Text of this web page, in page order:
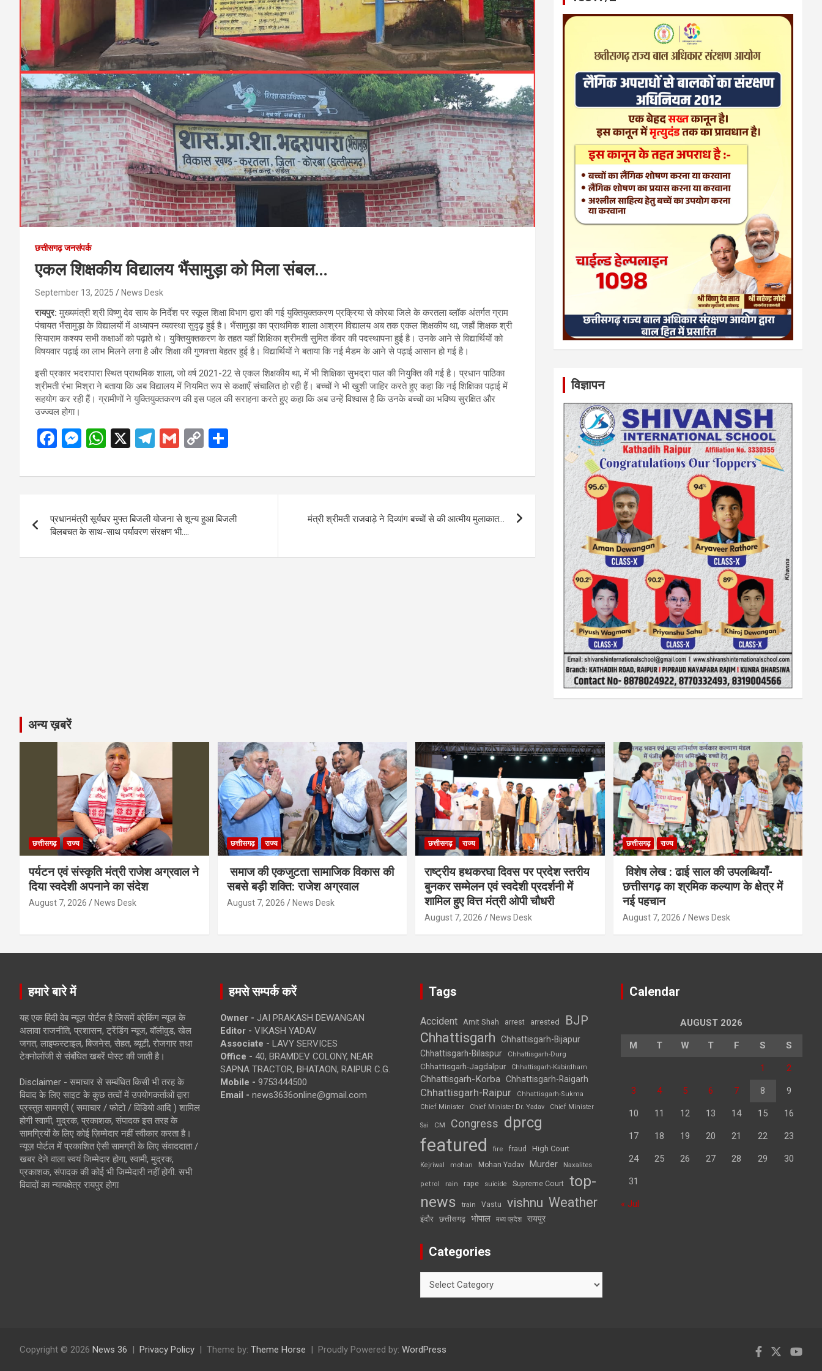
छत्तीसगढ़ जनसंपर्क
एकल शिक्षकीय विद्यालय भैंसामुड़ा को मिला संबल…
September 13, 2025 News Desk
रायपुर:मुख्यमंत्री श्री विष्णु देव साय के निर्देश पर स्कूल शिक्षा विभाग द्वारा की गई युक्तियुक्तकरण प्रक्रिया से कोरबा जिले के करतला ब्लॉक अंतर्गत ग्राम
पंचायत भैंसामुड़ा के विद्यालयों में अध्यापन व्यवस्था सुदृढ़ हुई है। भैंसामुड़ा का प्राथमिक शाला आश्रम विद्यालय अब तक एकल शिक्षकीय था, जहाँ शिक्षक श्री
सियाराम कश्यप सभी कक्षाओं को पढ़ाते थे। युक्तियुक्तकरण के तहत यहाँ शिक्षिका श्रीमती सुमित कँवर की पदस्थापना हुई है। उनके आने से विद्यार्थियों को
विषयवार पढ़ाई का लाभ मिलने लगा है और शिक्षा की गुणवत्ता बेहतर हुई है। विद्यार्थियों ने बताया कि नई मैडम के आने से पढ़ाई आसान हो गई है।
इसी प्रकार भदरापारा स्थित प्राथमिक शाला, जो वर्ष 2021-22 से एकल शिक्षकीय था, में भी शिक्षिका सुभद्रा पाल की नियुक्ति की गई है। प्रधान पाठिका
श्रीमती रंभा मिश्रा ने बताया कि अब विद्यालय में नियमित रूप से कक्षाएँ संचालित हो रही हैं। बच्चों ने भी खुशी जाहिर करते हुए कहा कि नई शिक्षिका पढ़ाई में
सहयोग कर रही हैं। ग्रामीणों ने युक्तियुक्तकरण की इस पहल की सराहना करते हुए कहा कि अब उन्हें विश्वास है कि उनके बच्चों का भविष्य सुरक्षित और
उज्ज्वल होगा।
F
ce
o
o
k
M
se
g
er
W
at
A
p
p
X
T
e
a
m
G
ail
C
py
n
ar
navigation
प्रधानमंत्री सूर्यघर मुफ्त बिजली योजना से शून्य हुआ बिजली
बिलबचत के साथ-साथ पर्यावरण संरक्षण भी….
मंत्री श्रीमती राजवाड़े ने दिव्यांग बच्चों से की आत्मीय मुलाकात…
विज्ञापन
अन्य ख़बरें
छत्तीसगढ़ राज्य
पर्यटन एवं संस्कृति मंत्री राजेश अग्रवाल ने
दिया स्वदेशी अपनाने का संदेश
August 7, 2026 News Desk
छत्तीसगढ़ राज्य
समाज की एकजुटता सामाजिक विकास की
सबसे बड़ी शक्ति: राजेश अग्रवाल
August 7, 2026 News Desk
छत्तीसगढ़ राज्य
राष्ट्रीय हथकरघा दिवस पर प्रदेश स्तरीय
बुनकर सम्मेलन एवं स्वदेशी प्रदर्शनी में
शामिल हुए वित्त मंत्री ओपी चौधरी
August 7, 2026 News Desk
छत्तीसगढ़ राज्य
विशेष लेख : ढाई साल की उपलब्धियाँ-
छत्तीसगढ़ का श्रमिक कल्याण के क्षेत्र में
नई पहचान
August 7, 2026 News Desk
हमारे बारे में
यह एक हिंदी वेब न्यूज़ पोर्टल है जिसमें ब्रेकिंग न्यूज़ के
अलावा राजनीति, प्रशासन, ट्रेंडिंग न्यूज, बॉलीवुड, खेल
जगत, लाइफस्टाइल, बिजनेस, सेहत, ब्यूटी, रोजगार तथा
टेक्नोलॉजी से संबंधित खबरें पोस्ट की जाती है।
Disclaimer - समाचार से सम्बंधित किसी भी तरह के
विवाद के लिए साइट के कुछ तत्वों में उपयोगकर्ताओं द्वारा
प्रस्तुत सामग्री ( समाचार / फोटो / विडियो आदि ) शामिल
होगी स्वामी, मुद्रक, प्रकाशक, संपादक इस तरह के
सामग्रियों के लिए कोई ज़िम्मेदार नहीं स्वीकार करता है।
न्यूज़ पोर्टल में प्रकाशित ऐसी सामग्री के लिए संवाददाता /
खबर देने वाला स्वयं जिम्मेदार होगा, स्वामी, मुद्रक,
प्रकाशक, संपादक की कोई भी जिम्मेदारी नहीं होगी. सभी
विवादों का न्यायक्षेत्र रायपुर होगा
हमसे सम्पर्क करें
Owner - JAI PRAKASH DEWANGAN
Editor - VIKASH YADAV
Associate - LAVY SERVICES
Office - 40, BRAMDEV COLONY, NEAR
SAPNA TRACTOR, BHATAON, RAIPUR C.G.
Mobile - 9753444500
Email - news3636online@gmail.com
Tags
Accident Amit Shah arrest arrested BJP
Chhattisgarh
Chhattisgarh-Bijapur
Chhattisgarh-Bilaspur
Chhattisgarh-Durg
Chhattisgarh-Jagdalpur Chhattisgarh-Kabirdham
Chhattisgarh-Korba Chhattisgarh-Raigarh
Chhattisgarh-Raipur
Chhattisgarh-Sukma
Chief Minister
Chief Minister Dr. Yadav Chief Minister
Sai CM Congress dprcg
featured fire fraud High Court
Kejriwal mohan Mohan Yadav Murder Naxalites
petrol rain rape suicide Supreme Court top-
news
train Vastu vishnu Weather
इंदौर छत्तीसगढ़ भोपाल मध्य प्रदेश रायपुर
Categories
Calendar
AUGUST 2026
M T W T F S S
1 2
3 4 5 6 7 8 9
10 11 12 13 14 15 16
17 18 19 20 21 22 23
24 25 26 27 28 29 30
31
« Jul
Copyright © 2026 News 36 Privacy Policy Theme by: Theme Horse Proudly Powered by: WordPress